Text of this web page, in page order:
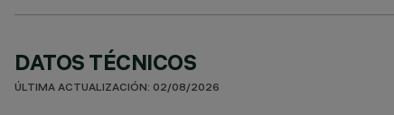
DATOS TÉCNICOS
ÚLTIMA ACTUALIZACIÓN: 02/08/2026